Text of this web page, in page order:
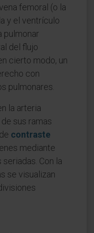
femoral (o la
y el ventrículo
pulmonar
del flujo
cierto modo, un
con
pulmonares.
la arteria
sus ramas
contraste
mediante
Con la
se visualizan